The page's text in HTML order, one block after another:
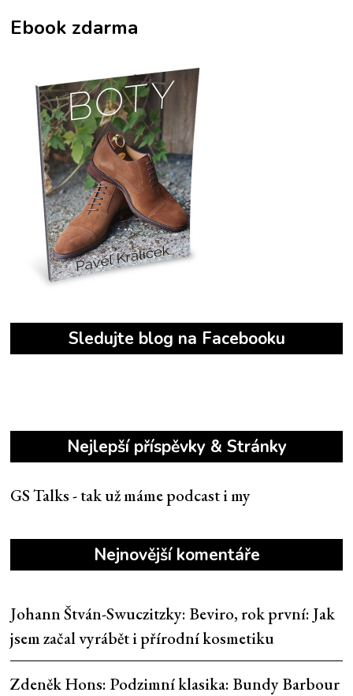
Ebook zdarma
Sledujte blog na Facebooku
Nejlepší příspěvky & Stránky
GS Talks - tak už máme podcast i my
Nejnovější komentáře
Johann Štván-Swuczitzky: Beviro, rok první: Jak
jsem začal vyrábět i přírodní kosmetiku
Zdeněk Hons: Podzimní klasika: Bundy Barbour